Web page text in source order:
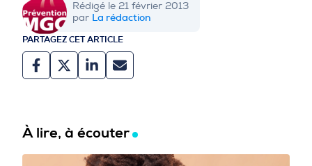
Rédigé le 21 février 2013
par La rédaction
PARTAGEZ CET ARTICLE
À lire, à écouter